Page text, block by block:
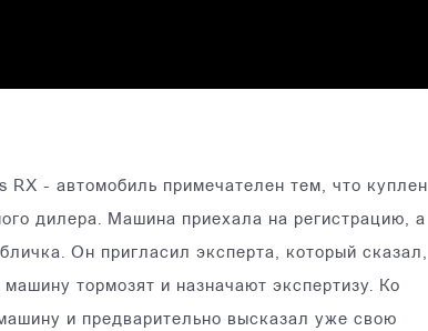
- автомобиль примечателен тем, что куплен
дилера. Машина приехала на регистрацию, а
Он пригласил эксперта, который сказал,
тормозят и назначают экспертизу. Ко
и предварительно высказал уже свою